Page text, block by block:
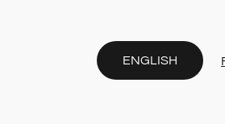
ENGLISH